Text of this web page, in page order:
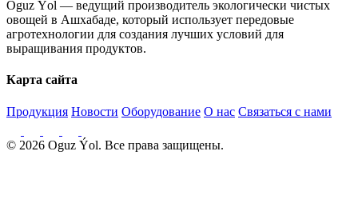
Oguz Ýol — ведущий производитель экологически чистых
овощей в Ашхабаде, который использует передовые
агротехнологии для создания лучших условий для
выращивания продуктов.
Карта сайта
Продукция Новости Оборудование О нас Связаться с нами
© 2026 Oguz Ýol. Все права защищены.